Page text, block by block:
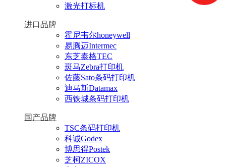
激光打标机
进口品牌
霍尼韦尔honeywell
易腾迈Intermec
东芝泰格TEC
斑马Zebra打印机
佐藤Sato条码打印机
迪马斯Datamax
西铁城条码打印机
国产品牌
TSC条码打印机
科诚Godex
博思得Postek
芝柯ZICOX